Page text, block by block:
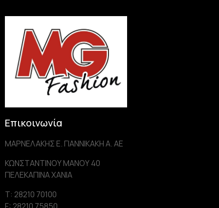
Επικοινωνία
ΜΑΡΝΕΛΑΚΗΣ Ε. ΓΙΑΝΝΙΚΑΚΗ Α. AE
ΚΩΝΣΤΑΝΤΙΝΟΥ ΜΑΝΟΥ 40
ΠΕΛΕΚΑΠΙΝΑ ΧΑΝΙΑ
Τ: 28210 70100